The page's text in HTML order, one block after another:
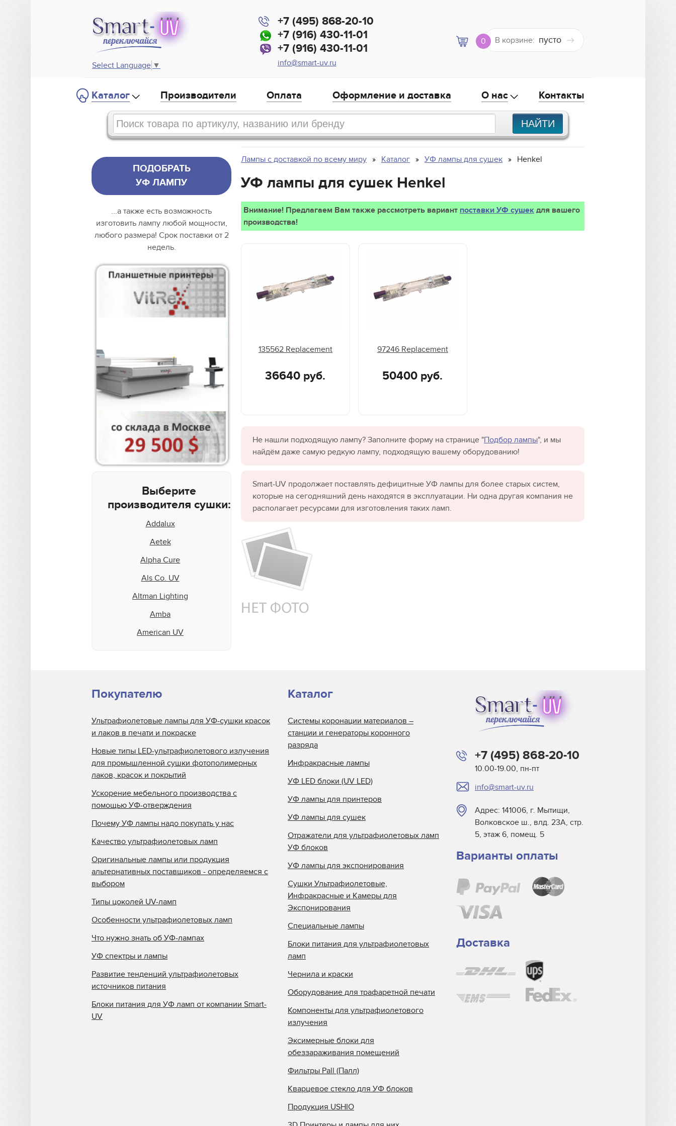
Select Language ▼
+7 (495) 868-20-10
+7 (916) 430-11-01
+7 (916) 430-11-01
info@smart-uv.ru
0 В корзине: пусто
Каталог Производители Оплата Оформление и доставка О нас Контакты
Лампы с доставкой по всему миру Каталог УФ лампы для сушек Henkel
УФ лампы для сушек Henkel
Внимание! Предлагаем Вам также рассмотреть вариант поставки УФ сушек для вашего
производства!
135562 Replacement
36640 руб.
97246 Replacement
50400 руб.
Не нашли подходящую лампу? Заполните форму на странице "Подбор лампы", и мы
найдём даже самую редкую лампу, подходящую вашему оборудованию!
Smart-UV продолжает поставлять дефицитные УФ лампы для более старых систем,
которые на сегодняшний день находятся в эксплуатации. Ни одна другая компания не
располагает ресурсами для изготовления таких ламп.
ПОДОБРАТЬ
УФ ЛАМПУ
...а также есть возможность
изготовить лампу любой мощности,
любого размера! Срок поставки от 2
недель.
Выберите
производителя сушки:
Addalux
Aetek
Alpha Cure
Als Co. UV
Altman Lighting
Amba
American UV
Beltron
Buerkle
Didde
DigiPrint для сушек
Efsen
Eltosch
EYE
Frank Matthew
Gallus
GEW
+7 (495) 868-20-10
10.00-19.00, пн-пт
info@smart-uv.ru
Адрес: 141006, г. Мытищи,
Волковское ш., влд. 23А, стр.
5, этаж 6, помещ. 5
Варианты оплаты
Доставка
Покупателю
Ультрафиолетовые лампы для УФ-сушки красок
и лаков в печати и покраске
Новые типы LED-ультрафиолетового излучения
для промышленной сушки фотополимерных
лаков, красок и покрытий
Ускорение мебельного производства с
помощью УФ-отверждения
Почему УФ лампы надо покупать у нас
Качество ультрафиолетовых ламп
Оригинальные лампы или продукция
альтернативных поставщиков - определяемся с
выбором
Типы цоколей UV-ламп
Особенности ультрафиолетовых ламп
Что нужно знать об УФ-лампах
УФ спектры и лампы
Развитие тенденций ультрафиолетовых
источников питания
Блоки питания для УФ ламп от компании Smart-
UV
Каталог
Системы коронации материалов –
станции и генераторы коронного
разряда
Инфракрасные лампы
УФ LED блоки (UV LED)
УФ лампы для принтеров
УФ лампы для сушек
Отражатели для ультрафиолетовых ламп
УФ блоков
УФ лампы для экспонирования
Сушки Ультрафиолетовые,
Инфракрасные и Камеры для
Экспонирования
Специальные лампы
Блоки питания для ультрафиолетовых
ламп
Чернила и краски
Оборудование для трафаретной печати
Компоненты для ультрафиолетового
излучения
Эксимерные блоки для
обеззараживания помещений
Фильтры Pall (Палл)
Кварцевое стекло для УФ блоков
Продукция USHIO